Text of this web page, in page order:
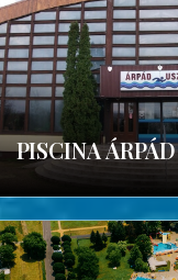
PISCINA ÁRPÁD